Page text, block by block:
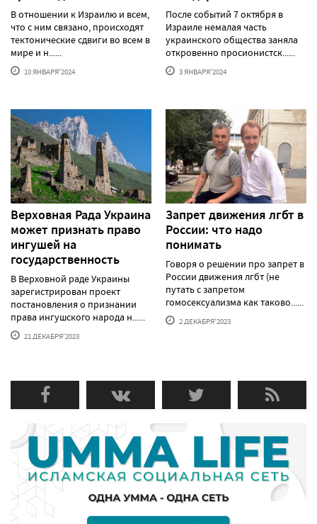
В отношении к Израилю и всем,
что с ним связано, происходят
тектонические сдвиги во всем в
мире и н......
10 ЯНВАРЯ'2024
После событий 7 октября в
Израиле немалая часть
украинского общества заняла
откровенно просионистск......
3 ЯНВАРЯ'2024
Верховная Рада Украина
может признать право
ингушей на
государственность
В Верховной раде Украины
зарегистрирован проект
постановления о признании
права ингушского народа н......
21 ДЕКАБРЯ'2023
Запрет движения лгбт в
России: что надо
понимать
Говоря о решении про запрет в
России движения лгбт (не
путать с запретом
гомосексуализма как таково......
2 ДЕКАБРЯ'2023